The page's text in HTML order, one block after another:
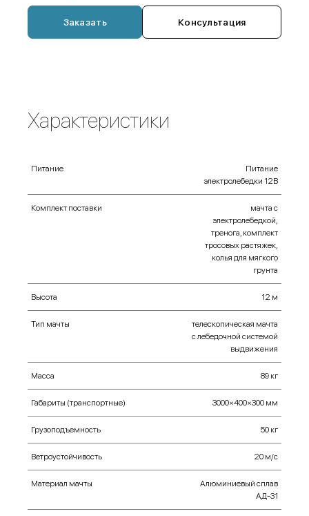
Дополнительные опции:
прожекторфара галогеновый 500 Вт,
Заказать Консультация
Характеристики
Питание
Питание
электролебедки 12В
Комплект поставки
мачта с
электролебедкой,
тренога, комплект
тросовых растяжек,
колья для мягкого
грунта
Высота 12 м
Тип мачты
телескопическая мачта
с лебедочной системой
выдвижения
Масса 89 кг
Габариты (транспортные) 3000×400×300 мм
Грузоподъемность 50 кг
Ветроустойчивость 20 м/с
Материал мачты
Алюминиевый сплав
АД-31